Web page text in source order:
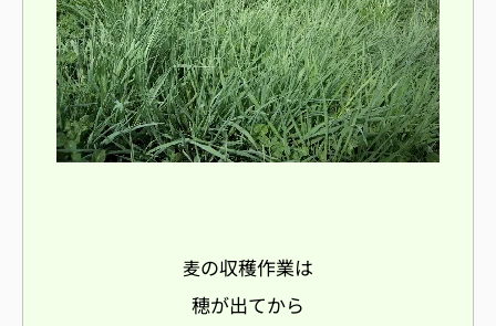
麦の収穫作業は
穂が出てから